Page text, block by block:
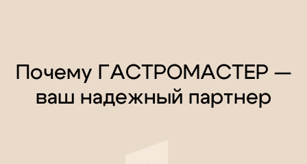
Почему ГАСТРОМАСТЕР —
ваш надежный партнер